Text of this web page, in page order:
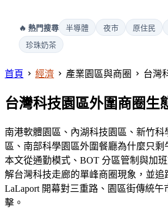
🔥 熱門搜尋 半導體 夜市 原住民
珍珠奶茶
首頁 經濟 產業園區與商圈 台灣
台灣科技園區外圍商圈生
南港軟體園區、內湖科技園區、新竹科
區、南部科學園區外圍餐廳為什麼只剩
本文從通勤模式、BOT 分區管制與加
解台灣科技走廊的單峰商圈現象，並追
LaLaport 開幕對三重路、園區街傳統
擊。